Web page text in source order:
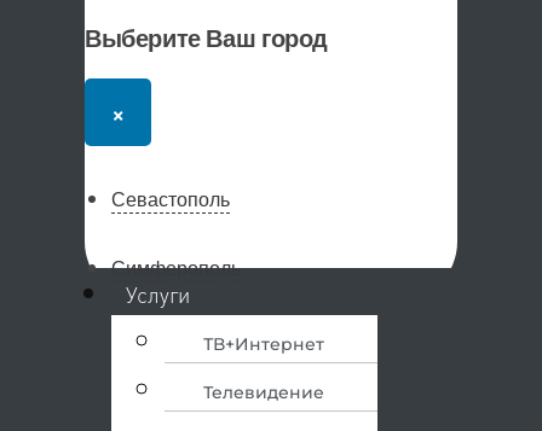
Выберите Ваш город
×
Севастополь
Симферополь
МенюУслуги
ТВ+Интернет
Телевидение